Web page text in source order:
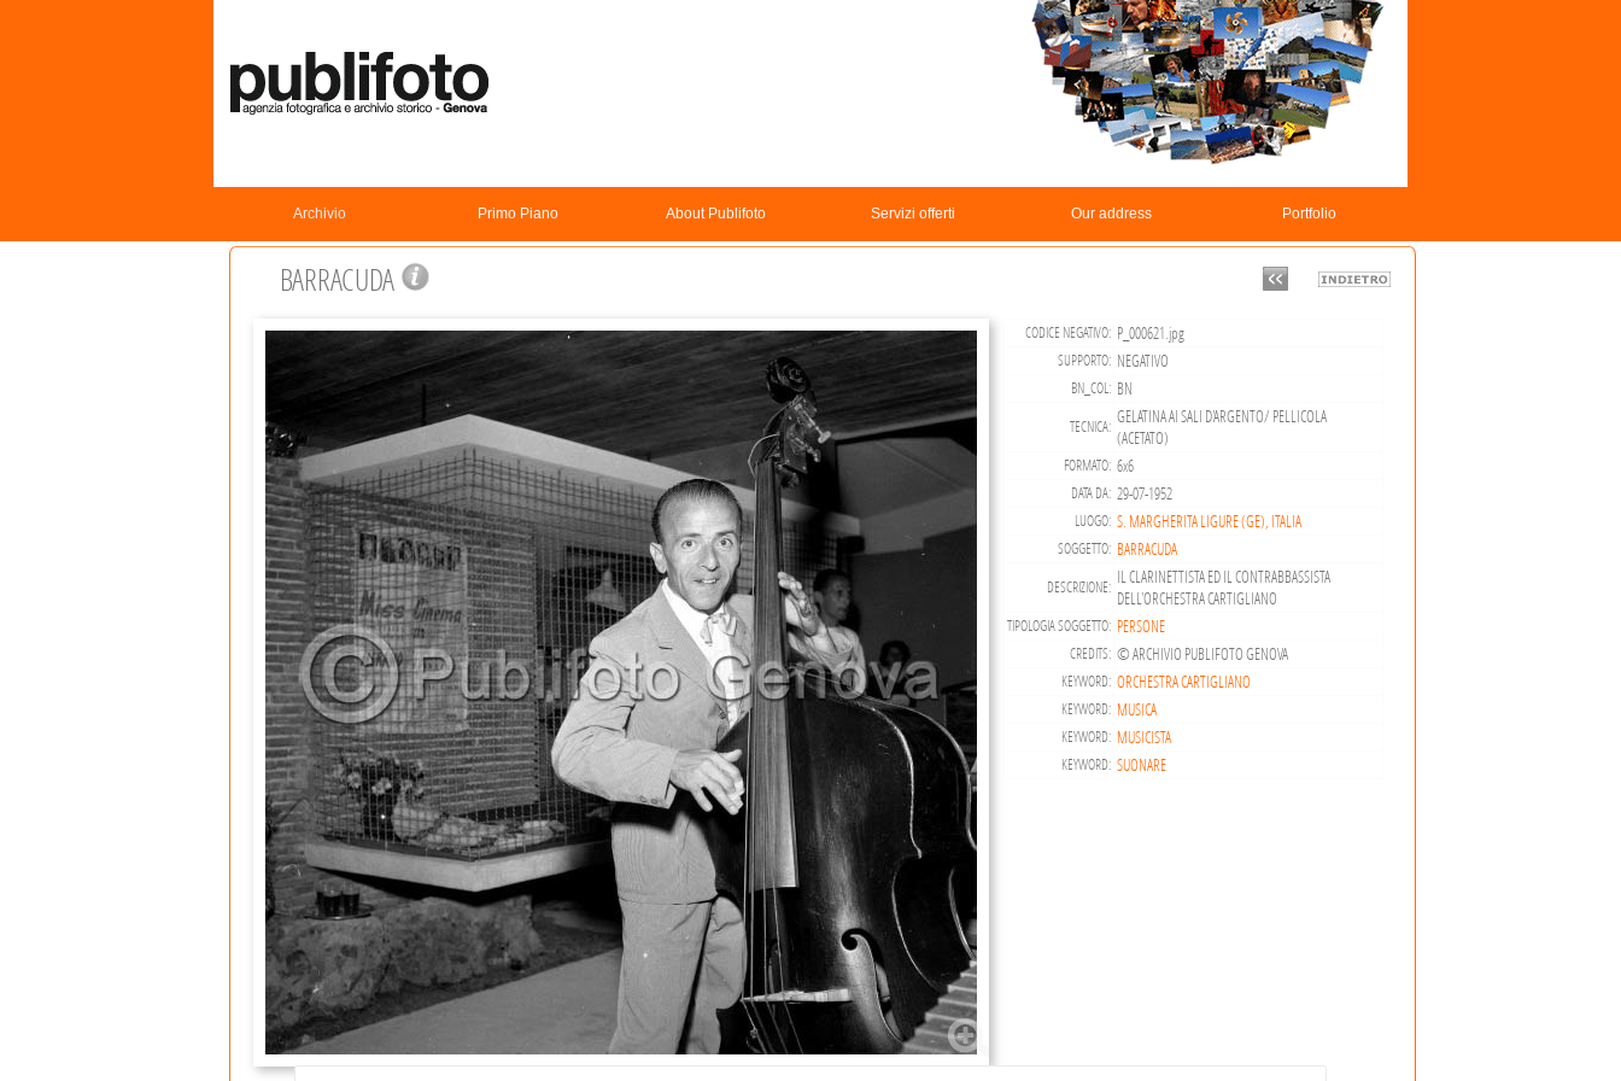
Archivio Primo Piano About Publifoto Servizi offerti Our address Portfolio
BARRACUDA
CODICE NEGATIVO: P_000621.jpg
SUPPORTO: NEGATIVO
BN_COL: BN
TECNICA: GELATINA AI SALI D'ARGENTO/ PELLICOLA
(ACETATO)
FORMATO: 6x6
DATA DA: 29-07-1952
LUOGO: S. MARGHERITA LIGURE (GE), ITALIA
SOGGETTO: BARRACUDA
DESCRIZIONE: IL CLARINETTISTA ED IL CONTRABBASSISTA
DELL'ORCHESTRA CARTIGLIANO
TIPOLOGIA SOGGETTO: PERSONE
CREDITS: © ARCHIVIO PUBLIFOTO GENOVA
KEYWORD: ORCHESTRA CARTIGLIANO
KEYWORD: MUSICA
KEYWORD: MUSICISTA
KEYWORD: SUONARE